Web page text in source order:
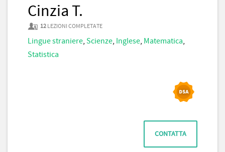
Cinzia T.
12 LEZIONI COMPLETATE
Lingue straniere, Scienze, Inglese, Matematica,
Statistica
CONTATTA